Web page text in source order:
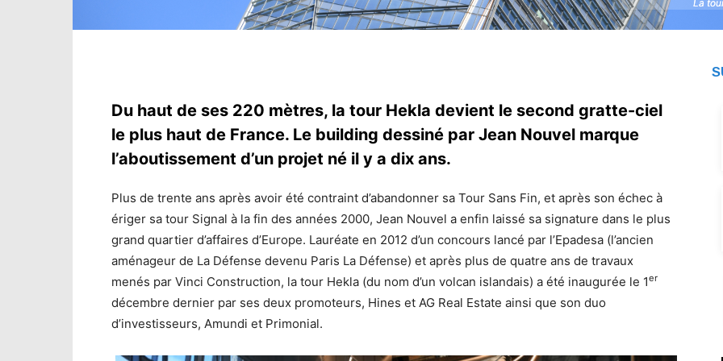
La
La
Du haut de ses 220 mètres, la tour Hekla devient le second gratte-ciel
le plus haut de France. Le building dessiné par Jean Nouvel marque
l’aboutissement d’un projet né il y a dix ans.
Plus de trente ans après avoir été contraint d’abandonner sa Tour Sans Fin, et après son échec à
ériger sa tour Signal à la fin des années 2000, Jean Nouvel a enfin laissé sa signature dans le plus
grand quartier d’affaires d’Europe. Lauréate en 2012 d’un concours lancé par l’Epadesa (l’ancien
aménageur de La Défense devenu Paris La Défense) et après plus de quatre ans de travaux
menés par Vinci Construction, la tour Hekla (du nom d’un volcan islandais) a été inaugurée le 1er
décembre dernier par ses deux promoteurs, Hines et AG Real Estate ainsi que son duo
d’investisseurs, Amundi et Primonial.